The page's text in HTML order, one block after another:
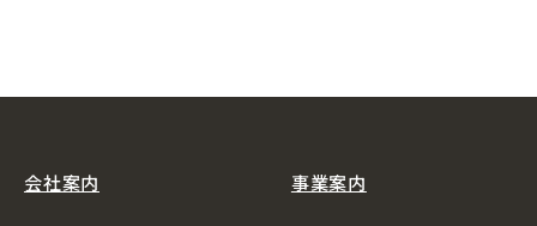
会社案内 事業案内